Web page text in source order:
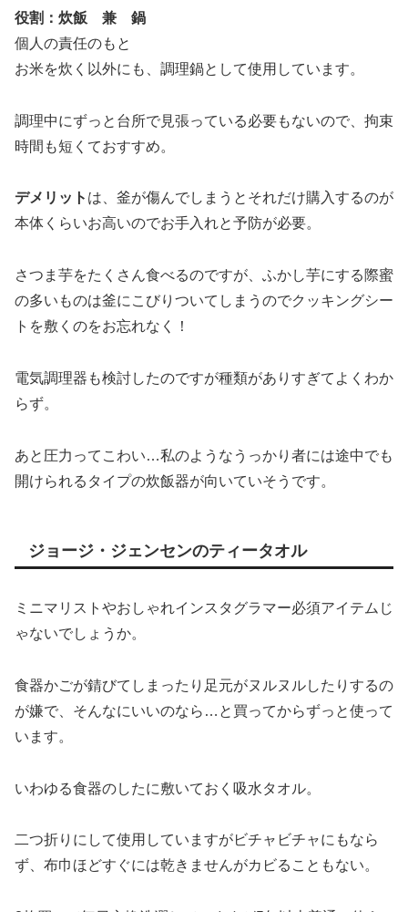
役割：炊飯 兼 鍋
個人の責任のもと
お米を炊く以外にも、調理鍋として使用しています。
調理中にずっと台所で見張っている必要もないので、拘束
時間も短くておすすめ。
デメリット は、釜が傷んでしまうとそれだけ購入するのが
本体くらいお高いのでお手入れと予防が必要。
さつま芋をたくさん食べるのですが、ふかし芋にする際蜜
の多いものは釜にこびりついてしまうのでクッキングシー
トを敷くのをお忘れなく！
電気調理器も検討したのですが種類がありすぎてよくわか
らず。
あと圧力ってこわい…私のようなうっかり者には途中でも
開けられるタイプの炊飯器が向いていそうです。
ジョージ・ジェンセンのティータオル
ミニマリストやおしゃれインスタグラマー必須アイテムじ
ゃないでしょうか。
食器かごが錆びてしまったり足元がヌルヌルしたりするの
が嫌で、そんなにいいのなら…と買ってからずっと使って
います。
いわゆる食器のしたに敷いておく吸水タオル。
二つ折りにして使用していますがビチャビチャにもなら
ず、布巾ほどすぐには乾きませんがカビることもない。